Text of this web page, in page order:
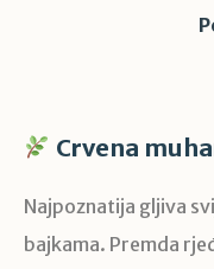
Crvena
Najpoznatija gljiva
bajkama. Premda